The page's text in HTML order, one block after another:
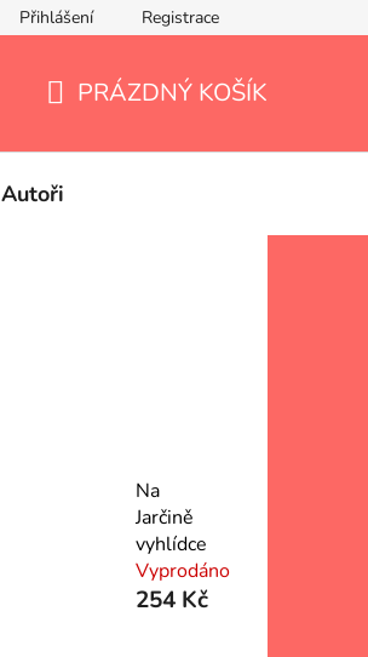
Přihlášení Registrace
KOŠÍK
PRÁZDNÝ KOŠÍK
Autoři
Na
Jarčině
vyhlídce
Vyprodáno
254 Kč